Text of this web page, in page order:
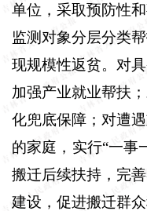
单位，采取预防性
监测对象分层分类
现规模性返贫。对
加强产业就业帮扶
化兜底保障；对遭
的家庭，实行“一事
搬迁后续扶持，完
建设，促进搬迁群